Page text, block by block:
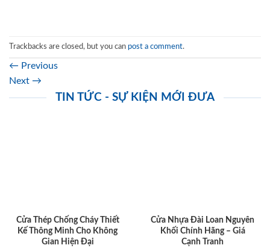
Trackbacks are closed, but you can post a comment.
← Previous
Next →
TIN TỨC - SỰ KIỆN MỚI ĐƯA
Cửa Thép Chống Cháy Thiết
Kế Thông Minh Cho Không
Gian Hiện Đại
Cửa Nhựa Đài Loan Nguyên
Khối Chính Hãng – Giá
Cạnh Tranh